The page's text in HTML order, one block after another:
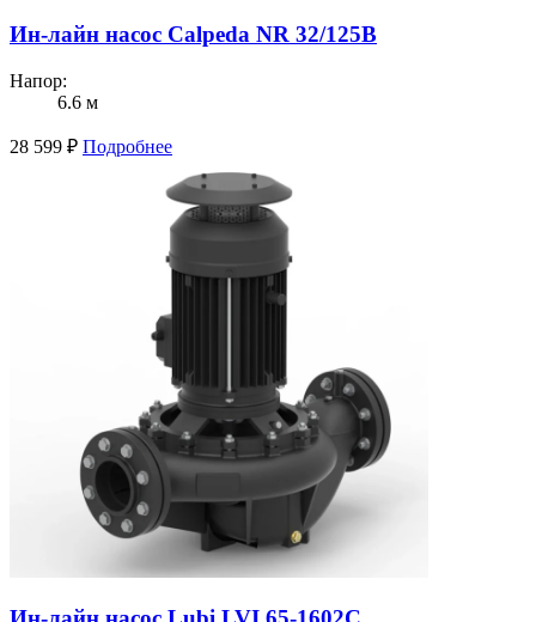
Ин-лайн насос Calpeda NR 32/125B
Напор:
6.6 м
28 599 ₽ Подробнее